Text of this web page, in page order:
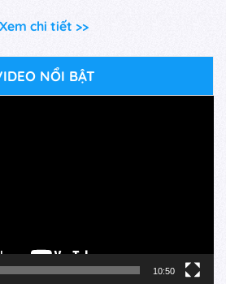
Xem chi tiết >>
NỔI BẬT
10:50